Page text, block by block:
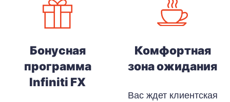
Бонусная
программа
Infiniti FX
Комфортная
зона ожидания
Вас ждет клиентская